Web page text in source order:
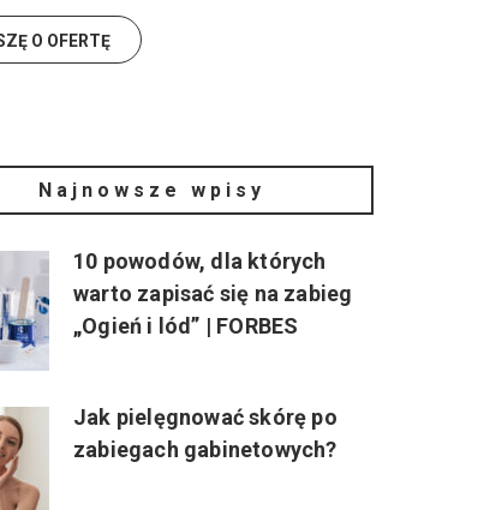
Najnowsze wpisy
10 powodów, dla których
warto zapisać się na zabieg
„Ogień i lód” | FORBES
Jak pielęgnować skórę po
zabiegach gabinetowych?